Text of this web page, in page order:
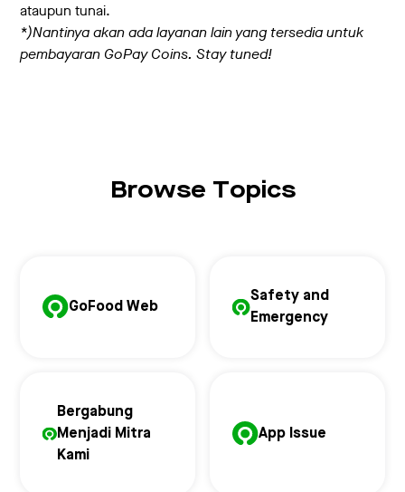
ataupun tunai.
*)Nantinya akan ada layanan lain yang tersedia untuk
pembayaran GoPay Coins. Stay tuned!
Browse Topics
GoFood Web
Safety and
Emergency
Bergabung
Menjadi Mitra
Kami
App Issue